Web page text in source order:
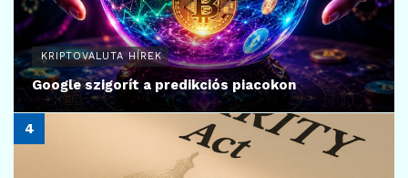
KRIPTOVALUTA HÍREK
Google szigorít a predikciós piacokon